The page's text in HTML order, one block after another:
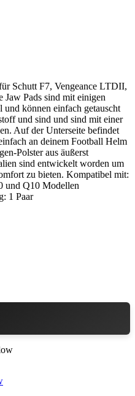
Schutt F7, Vengeance LTDII,
Pads sind mit einigen
können einfach getauscht
und sind und sind mit einer
Auf der Unterseite befindet
an deinem Football Helm
Polster aus äußerst
sind entwickelt worden um
zu bieten. Kompatibel mit:
und Q10 Modellen
1 Paar